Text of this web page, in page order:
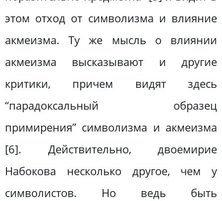
этом отход от символизма и влияние
акмеизма. Ту же мысль о влиянии
акмеизма высказывают и другие
критики, причем видят здесь
“парадоксальный образец
примирения” символизма и акмеизма
[6]. Действительно, двоемирие
Набокова несколько другое, чем у
символистов. Но ведь быть